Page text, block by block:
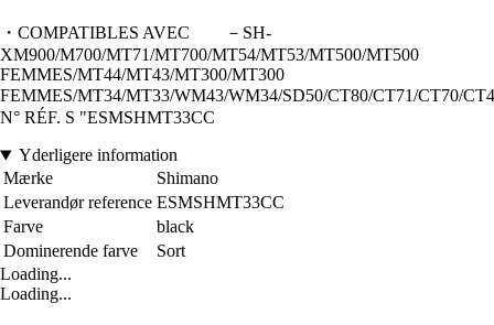
・COMPATIBLES AVEC －SH-
XM900/M700/MT71/MT700/MT54/MT53/MT500/MT500
FEMMES/MT44/MT43/MT300/MT300
FEMMES/MT34/MT33/WM43/WM34/SD50/CT80/CT71/CT70/
N° RÉF. S "ESMSHMT33CC
Yderligere information
Mærke
Shimano
Leverandør reference ESMSHMT33CC
Farve
black
Dominerende farve
Sort
Loading...
Loading...